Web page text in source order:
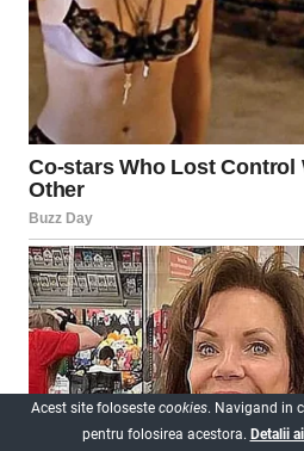
Acest site foloseste cookies. Navigand in
pentru folosirea acestora. Detalii